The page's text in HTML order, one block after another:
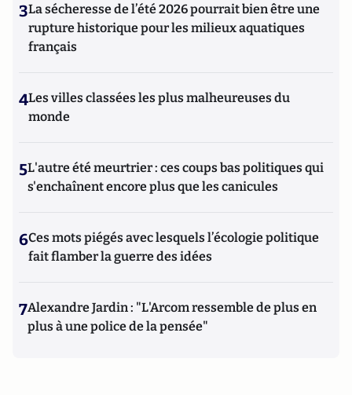
3La sécheresse de l’été 2026 pourrait bien être une
rupture historique pour les milieux aquatiques
français
4Les villes classées les plus malheureuses du
monde
5L'autre été meurtrier : ces coups bas politiques qui
s'enchaînent encore plus que les canicules
6Ces mots piégés avec lesquels l’écologie politique
fait flamber la guerre des idées
7Alexandre Jardin : "L'Arcom ressemble de plus en
plus à une police de la pensée"